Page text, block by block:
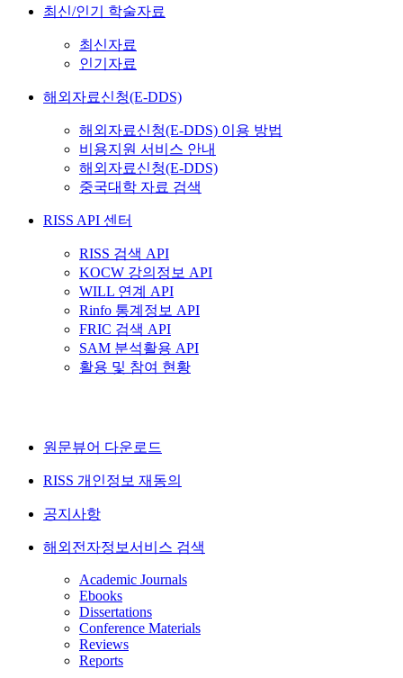
최신/인기 학술자료
최신자료
인기자료
해외자료신청(E-DDS)
해외자료신청(E-DDS) 이용 방법
비용지원 서비스 안내
해외자료신청(E-DDS)
중국대학 자료 검색
RISS API 센터
RISS 검색 API
KOCW 강의정보 API
WILL 연계 API
Rinfo 통계정보 API
FRIC 검색 API
SAM 분석활용 API
활용 및 참여 현황
원문뷰어 다운로드
RISS 개인정보 재동의
공지사항
해외전자정보서비스 검색
Academic Journals
Ebooks
Dissertations
Conference Materials
Reviews
Reports